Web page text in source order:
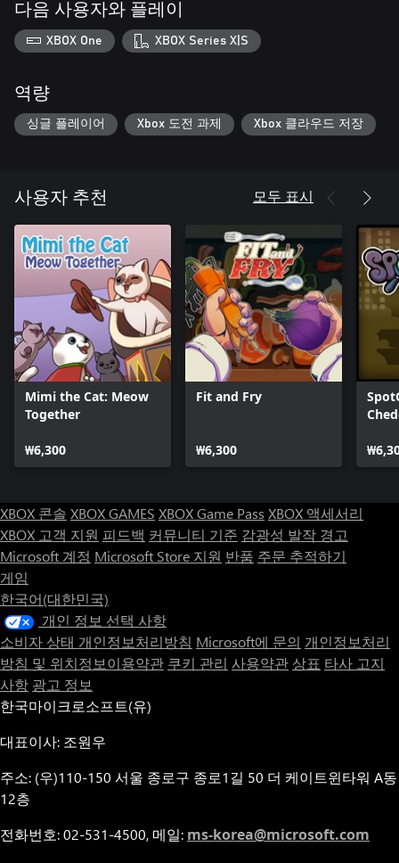
다음 사용자와 플레이
XBOX One XBOX Series X|S
역량
싱글 플레이어 Xbox 도전 과제 Xbox 클라우드 저장
사용자 추천 모두 표시
Mimi the Cat: Meow
Together
₩6,300
Fit and Fry
₩6,300
XBOX 콘솔 XBOX GAMES XBOX Game Pass XBOX 액세서리
XBOX 고객 지원 피드백 커뮤니티 기준 감광성 발작 경고
Microsoft 계정 Microsoft Store 지원 반품 주문 추적하기
게임
한국어(대한민국)
개인 정보 선택 사항
소비자 상태 개인정보처리방침 Microsoft에 문의 개인정보처리
방침 및 위치정보이용약관 쿠키 관리 사용약관 상표 타사 고지
사항 광고 정보
한국마이크로소프트(유)
대표이사: 조원우
주소: (우)110-150 서울 종로구 종로1길 50 더 케이트윈타워 A동
12층
전화번호: 02-531-4500, 메일: ms-korea@microsoft.com